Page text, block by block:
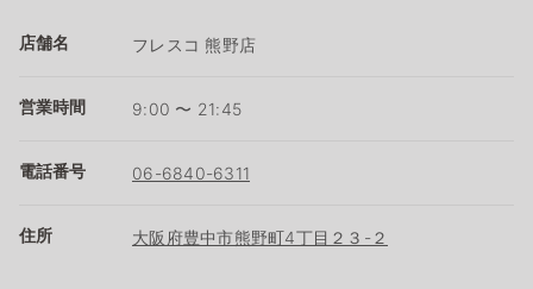
店舗名 フレスコ 熊野店
営業時間 9:00 〜 21:45
電話番号 06-6840-6311
住所 大阪府豊中市熊野町4丁目２３-２